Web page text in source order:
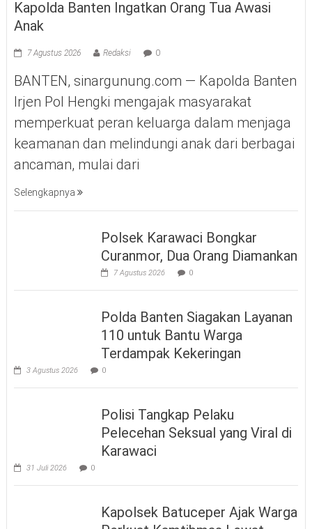
Kapolda Banten Ingatkan Orang Tua Awasi
Anak
7 Agustus 2026 Redaksi 0
BANTEN, sinargunung.com — Kapolda Banten
Irjen Pol Hengki mengajak masyarakat
memperkuat peran keluarga dalam menjaga
keamanan dan melindungi anak dari berbagai
ancaman, mulai dari
Selengkapnya
Polsek Karawaci Bongkar
Curanmor, Dua Orang Diamankan
7 Agustus 2026 0
Polda Banten Siagakan Layanan
110 untuk Bantu Warga
Terdampak Kekeringan
3 Agustus 2026 0
Polisi Tangkap Pelaku
Pelecehan Seksual yang Viral di
Karawaci
31 Juli 2026 0
Kapolsek Batuceper Ajak Warga